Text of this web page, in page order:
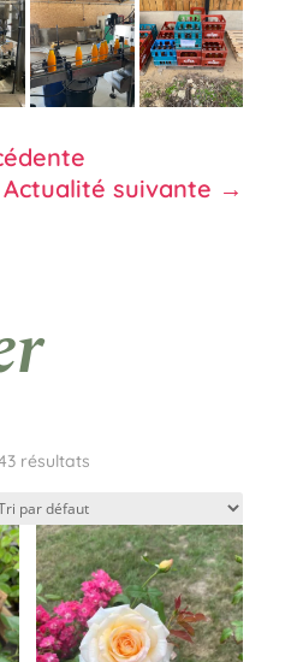
Actualité suivante →
résultats